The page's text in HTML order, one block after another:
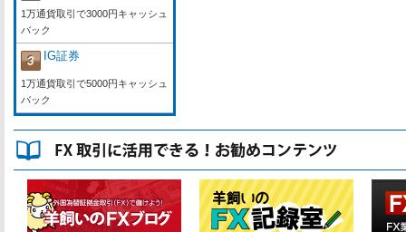
1万通貨取引で3000円キャッシュ
バック
IG証券
1万通貨取引で5000円キャッシュ
バック